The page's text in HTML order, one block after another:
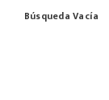
Búsqueda Vacía